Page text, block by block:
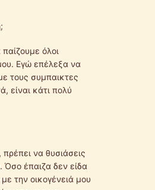
όλοι
Εγώ επέλεξα να
τους συμπαικτες
είναι κάτι πολύ
να θυσιάσεις
Όσο έπαιζα δεν είδα
την οικογένειά μου